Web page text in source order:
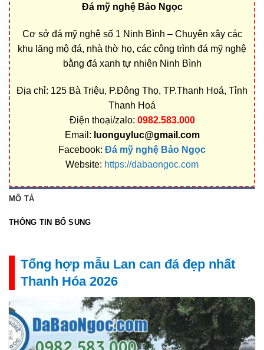
Đá mỹ nghệ Bảo Ngọc
Cơ sở đá mỹ nghệ số 1 Ninh Bình – Chuyên xây các
khu lăng mộ đá, nhà thờ họ, các công trình đá mỹ nghệ
bằng đá xanh tự nhiên Ninh Bình
Địa chỉ: 125 Bà Triệu, P.Đông Thọ, TP.Thanh Hoá, Tỉnh
Thanh Hoá
Điện thoại/zalo: 0982.583.000
Email: luonguyluc@gmail.com
Facebook: Đá mỹ nghệ Bảo Ngọc
Website: https://dabaongoc.com
MÔ TẢ
THÔNG TIN BỔ SUNG
Tổng hợp mẫu Lan can đá đẹp nhất
Thanh Hóa 2026